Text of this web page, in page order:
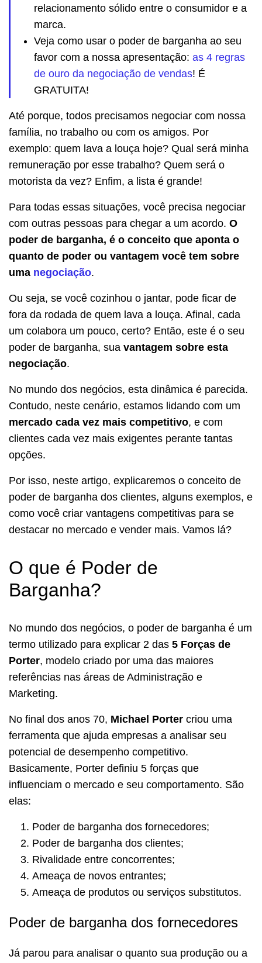
relacionamento sólido entre o consumidor e a
marca.
Veja como usar o poder de barganha ao seu
favor com a nossa apresentação: as 4 regras
de ouro da negociação de vendas! É
GRATUITA!
Até porque, todos precisamos negociar com nossa
família, no trabalho ou com os amigos. Por
exemplo: quem lava a louça hoje? Qual será minha
remuneração por esse trabalho? Quem será o
motorista da vez? Enfim, a lista é grande!
Para todas essas situações, você precisa negociar
com outras pessoas para chegar a um acordo. O
poder de barganha, é o conceito que aponta o
quanto de poder ou vantagem você tem sobre
uma negociação.
Ou seja, se você cozinhou o jantar, pode ficar de
fora da rodada de quem lava a louça. Afinal, cada
um colabora um pouco, certo? Então, este é o seu
poder de barganha, sua vantagem sobre esta
negociação.
No mundo dos negócios, esta dinâmica é parecida.
Contudo, neste cenário, estamos lidando com um
mercado cada vez mais competitivo, e com
clientes cada vez mais exigentes perante tantas
opções.
Por isso, neste artigo, explicaremos o conceito de
poder de barganha dos clientes, alguns exemplos, e
como você criar vantagens competitivas para se
destacar no mercado e vender mais. Vamos lá?
O que é Poder de
Barganha?
No mundo dos negócios, o poder de barganha é um
termo utilizado para explicar 2 das 5 Forças de
Porter, modelo criado por uma das maiores
referências nas áreas de Administração e
Marketing.
No final dos anos 70, Michael Porter criou uma
ferramenta que ajuda empresas a analisar seu
potencial de desempenho competitivo.
Basicamente, Porter definiu 5 forças que
influenciam o mercado e seu comportamento. São
elas:
Poder de barganha dos fornecedores;
Poder de barganha dos clientes;
Rivalidade entre concorrentes;
Ameaça de novos entrantes;
Ameaça de produtos ou serviços substitutos.
Poder de barganha dos fornecedores
Já parou para analisar o quanto sua produção ou a